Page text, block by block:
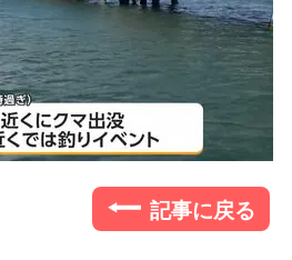
記事に戻る